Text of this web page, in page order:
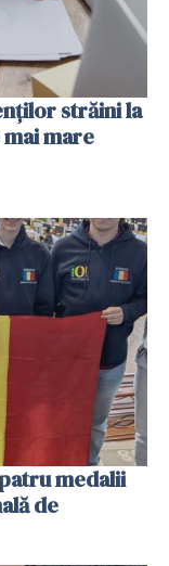
străini la
mare
medalii
de